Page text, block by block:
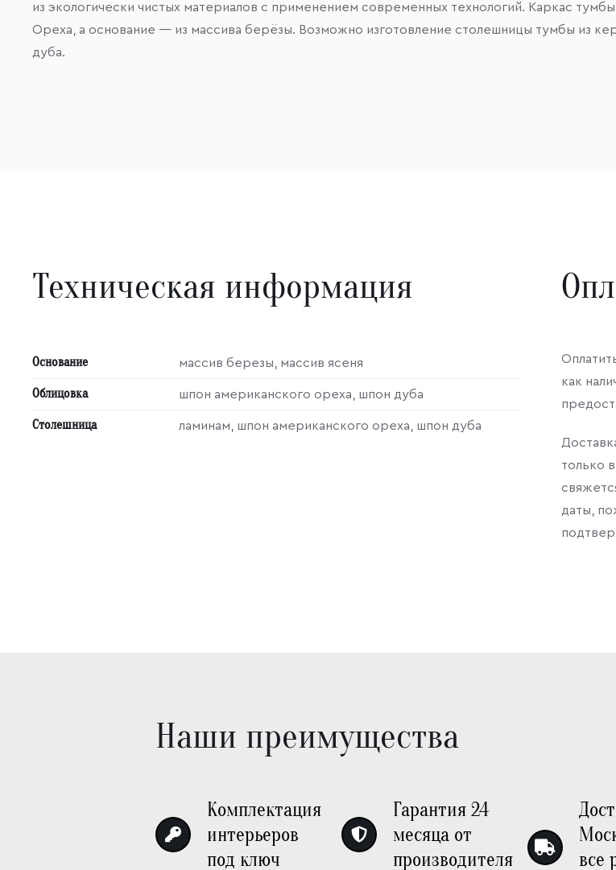
из экологически чистых материалов с применением современных технологий. Каркас
Ореха, а основание — из массива берёзы. Возможно изготовление столешницы тумбы из
дуба.
Техническая информация
Основание массив березы, массив ясеня
Облицовка шпон американского ореха, шпон дуба
Столешница ламинам, шпон американского ореха, шпон дуба
как
только
даты,
Наши преимущества
Комплектация
интерьеров
под ключ
Гарантия 24
месяца от
производителя
все